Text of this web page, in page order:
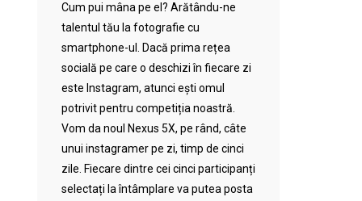
Cum pui mâna pe el? Arătându-ne
talentul tău la fotografie cu
smartphone-ul. Dacă prima rețea
socială pe care o deschizi în fiecare zi
este Instagram, atunci ești omul
potrivit pentru competiția noastră.
Vom da noul Nexus 5X, pe rând, câte
unui instagramer pe zi, timp de cinci
zile. Fiecare dintre cei cinci participanți
selectați la întâmplare va putea posta